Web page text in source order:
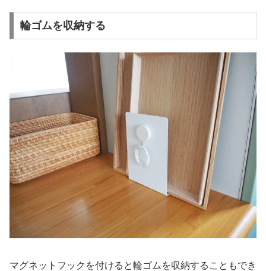
輪ゴムを収納する
マグネットフックを付けると輪ゴムを収納することもでき